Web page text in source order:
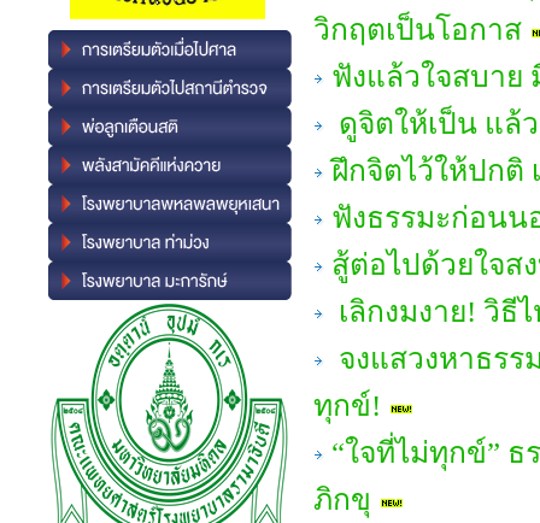
วิกฤตเป็นโอกาส
ฟังแล้วใจสบาย
ดูจิตให้เป็น แล้
ฝึกจิตไว้ให้ปก
ฟังธรรมะก่อนน
สู้ต่อไปด้วยใจ
เลิกงมงาย! วิ
จงแสวงหาธรร
ทุกข์!
“ใจที่ไม่ทุกข์”
ภิกขุ